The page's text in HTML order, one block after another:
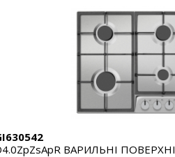
ВАРИЛЬНІ ПОВЕРХНІ